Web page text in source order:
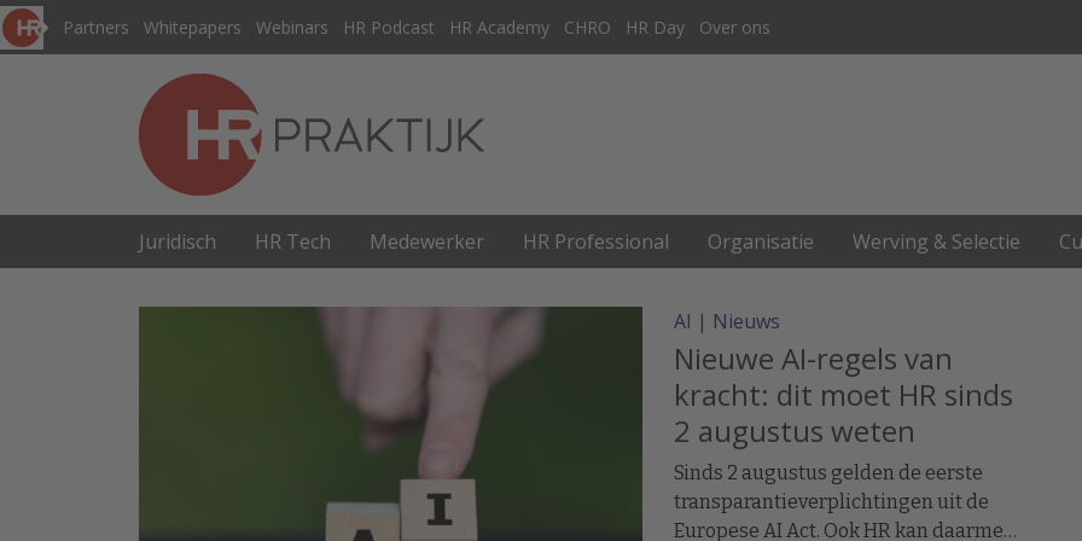
Partners Whitepapers Webinars HR Podcast HR Academy CHRO HR Day Over ons
Juridisch HR Tech Medewerker HR Professional Organisatie Werving & Selectie
AI | Nieuws
Nieuwe AI-regels van
kracht: dit moet HR sinds
2 augustus weten
Sinds 2 augustus gelden de eerste
transparantieverplichtingen uit de
Europese AI Act. Ook HR kan daarmee